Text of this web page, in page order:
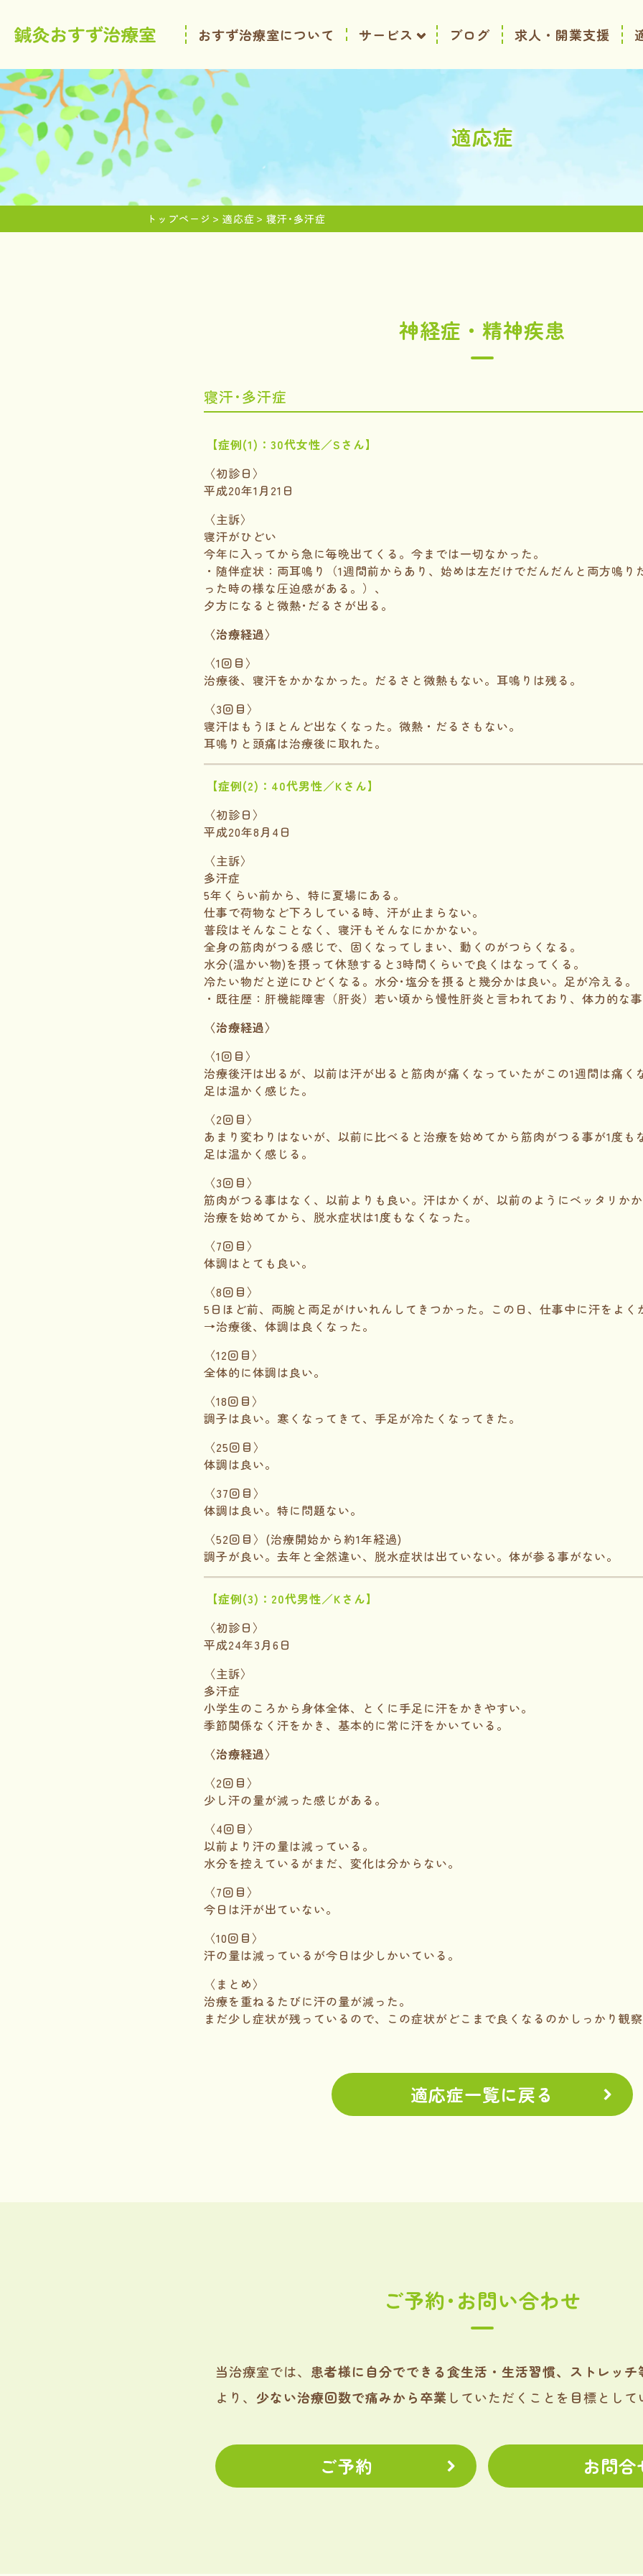
おすず治療室について サービス ブログ 求人・開業支援
適応症
トップページ 適応症 寝汗･多汗症
神経症・精神疾患
寝汗･多汗症
【症例(1)：30代女性／Sさん】
〈初診日〉
平成20年1月21日
〈主訴〉
寝汗がひどい
今年に入ってから急に毎晩出てくる。今までは一切なかった。
・随伴症状：両耳鳴り（1週間前からあり、始めは左だけでだんだんと両方鳴り
った時の様な圧迫感がある。）、
夕方になると微熱･だるさが出る。
〈治療経過〉
〈1回目〉
治療後、寝汗をかかなかった。だるさと微熱もない。耳鳴りは残る。
〈3回目〉
寝汗はもうほとんど出なくなった。微熱・だるさもない。
耳鳴りと頭痛は治療後に取れた。
【症例(2)：40代男性／Kさん】
〈初診日〉
平成20年8月4日
〈主訴〉
多汗症
5年くらい前から、特に夏場にある。
仕事で荷物など下ろしている時、汗が止まらない。
普段はそんなことなく、寝汗もそんなにかかない。
全身の筋肉がつる感じで、固くなってしまい、動くのがつらくなる。
水分(温かい物)を摂って休憩すると3時間くらいで良くはなってくる。
冷たい物だと逆にひどくなる。水分･塩分を摂ると幾分かは良い。足が冷える。
・既往歴：肝機能障害（肝炎）若い頃から慢性肝炎と言われており、体力的な事
〈治療経過〉
〈1回目〉
治療後汗は出るが、以前は汗が出ると筋肉が痛くなっていたがこの1週間は痛く
足は温かく感じた。
〈2回目〉
あまり変わりはないが、以前に比べると治療を始めてから筋肉がつる事が1度も
足は温かく感じる。
〈3回目〉
筋肉がつる事はなく、以前よりも良い。汗はかくが、以前のようにベッタリかか
治療を始めてから、脱水症状は1度もなくなった。
〈7回目〉
体調はとても良い。
〈8回目〉
5日ほど前、両腕と両足がけいれんしてきつかった。この日、仕事中に汗をよく
→治療後、体調は良くなった。
〈12回目〉
全体的に体調は良い。
〈18回目〉
調子は良い。寒くなってきて、手足が冷たくなってきた。
〈25回目〉
体調は良い。
〈37回目〉
体調は良い。特に問題ない。
〈52回目〉(治療開始から約1年経過)
調子が良い。去年と全然違い、脱水症状は出ていない。体が参る事がない。
【症例(3)：20代男性／Kさん】
〈初診日〉
平成24年3月6日
〈主訴〉
多汗症
小学生のころから身体全体、とくに手足に汗をかきやすい。
季節関係なく汗をかき、基本的に常に汗をかいている。
〈治療経過〉
〈2回目〉
少し汗の量が減った感じがある。
〈4回目〉
以前より汗の量は減っている。
水分を控えているがまだ、変化は分からない。
〈7回目〉
今日は汗が出ていない。
〈10回目〉
汗の量は減っているが今日は少しかいている。
〈まとめ〉
治療を重ねるたびに汗の量が減った。
まだ少し症状が残っているので、この症状がどこまで良くなるのかしっかり観察
適応症一覧に戻る
ご予約･お問い合わせ
当治療室では、 患者様に自分でできる食生活・生活習慣、ストレッチ
より、 少ない治療回数で痛みから卒業 していただくことを目標として
ご予約 お問合